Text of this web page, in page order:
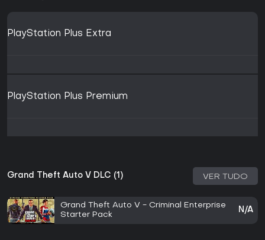
PlayStation Plus Extra
PlayStation Plus Premium
Grand Theft Auto V DLC (1) VER TUDO
Grand Theft Auto V - Criminal Enterprise
Starter Pack
N/A